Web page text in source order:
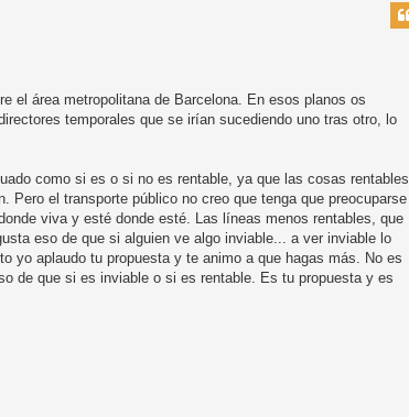
el área metropolitana de Barcelona. En esos planos os
temporales que se irían sucediendo uno tras otro, lo
como si es o si no es rentable, ya que las cosas rentables
Pero el transporte público no creo que tenga que preocuparse
viva y esté donde esté. Las líneas menos rentables, que
eso de que si alguien ve algo inviable... a ver inviable lo
yo aplaudo tu propuesta y te animo a que hagas más. No es
de que si es inviable o si es rentable. Es tu propuesta y es